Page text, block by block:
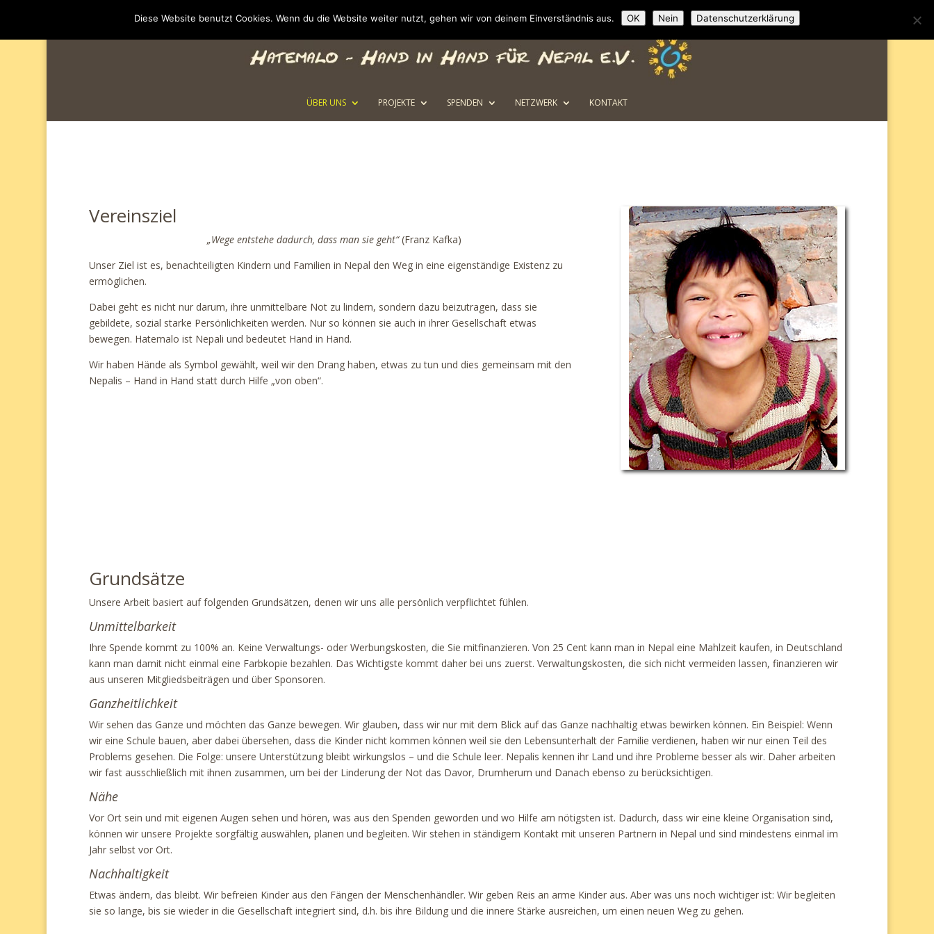
Impressum Datenschutzerklärung
ÜBER UNS PROJEKTE SPENDEN NETZWERK KONTAKT
Vereinsziel
„Wege entstehe dadurch, dass man sie geht“(Franz Kafka)
Unser Ziel ist es, benachteiligten Kindern und Familien in Nepal den Weg in eine eigenständige Existenz zu
ermöglichen.
Dabei geht es nicht nur darum, ihre unmittelbare Not zu lindern, sondern dazu beizutragen, dass sie
gebildete, sozial starke Persönlichkeiten werden. Nur so können sie auch in ihrer Gesellschaft etwas
bewegen. Hatemalo ist Nepali und bedeutet Hand in Hand.
Wir haben Hände als Symbol gewählt, weil wir den Drang haben, etwas zu tun und dies gemeinsam mit den
Nepalis – Hand in Hand statt durch Hilfe „von oben“.
Grundsätze
Unsere Arbeit basiert auf folgenden Grundsätzen, denen wir uns alle persönlich verpflichtet fühlen.
Unmittelbarkeit
Ihre Spende kommt zu 100% an. Keine Verwaltungs- oder Werbungskosten, die Sie mitfinanzieren. Von 25 Cent kann man in Nepal eine Mahlzeit kaufen, in Deutschland
kann man damit nicht einmal eine Farbkopie bezahlen. Das Wichtigste kommt daher bei uns zuerst. Verwaltungskosten, die sich nicht vermeiden lassen, finanzieren wir
aus unseren Mitgliedsbeiträgen und über Sponsoren.
Ganzheitlichkeit
Wir sehen das Ganze und möchten das Ganze bewegen. Wir glauben, dass wir nur mit dem Blick auf das Ganze nachhaltig etwas bewirken können. Ein Beispiel: Wenn
wir eine Schule bauen, aber dabei übersehen, dass die Kinder nicht kommen können weil sie den Lebensunterhalt der Familie verdienen, haben wir nur einen Teil des
Problems gesehen. Die Folge: unsere Unterstützung bleibt wirkungslos – und die Schule leer. Nepalis kennen ihr Land und ihre Probleme besser als wir. Daher arbeiten
wir fast ausschließlich mit ihnen zusammen, um bei der Linderung der Not das Davor, Drumherum und Danach ebenso zu berücksichtigen.
Nähe
Vor Ort sein und mit eigenen Augen sehen und hören, was aus den Spenden geworden und wo Hilfe am nötigsten ist. Dadurch, dass wir eine kleine Organisation sind,
können wir unsere Projekte sorgfältig auswählen, planen und begleiten. Wir stehen in ständigem Kontakt mit unseren Partnern in Nepal und sind mindestens einmal im
Jahr selbst vor Ort.
Nachhaltigkeit
Etwas ändern, das bleibt. Wir befreien Kinder aus den Fängen der Menschenhändler. Wir geben Reis an arme Kinder aus. Aber was uns noch wichtiger ist: Wir begleiten
sie so lange, bis sie wieder in die Gesellschaft integriert sind, d.h. bis ihre Bildung und die innere Stärke ausreichen, um einen neuen Weg zu gehen.
Diese Website benutzt Cookies. Wenn du die Website weiter nutzt, gehen wir von deinem Einverständnis aus. OK Nein Datenschutzerklärung